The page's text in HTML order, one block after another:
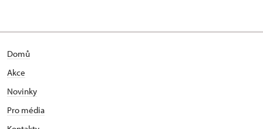
Domů
Akce
Novinky
Pro média